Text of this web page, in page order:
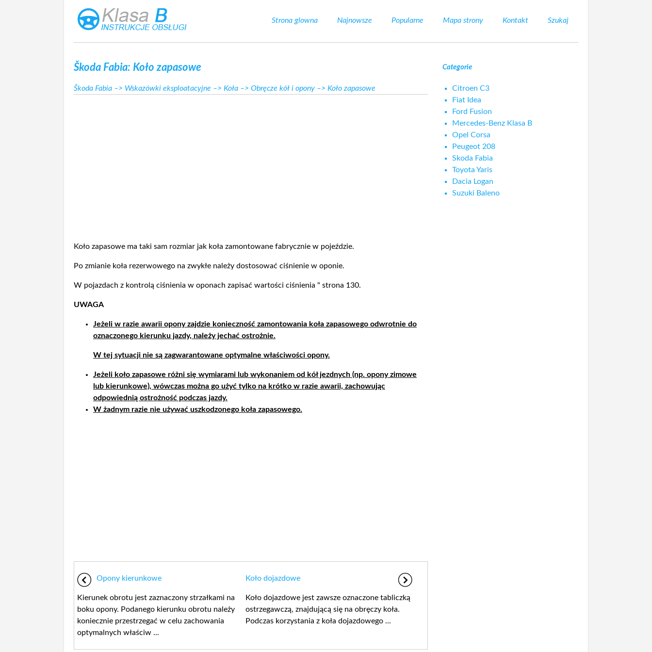
Strona glowna Najnowsze Popularne Mapa strony Kontakt Szukaj
Škoda Fabia: Koło zapasowe
Škoda Fabia –> Wskazówki eksploatacyjne –> Koła –> Obręcze kół i opony –> Koło zapasowe
Koło zapasowe ma taki sam rozmiar jak koła zamontowane fabrycznie w pojeździe.
Po zmianie koła rezerwowego na zwykłe należy dostosować ciśnienie w oponie.
W pojazdach z kontrolą ciśnienia w oponach zapisać wartości ciśnienia " strona 130.
UWAGA
Jeżeli w razie awarii opony zajdzie konieczność zamontowania koła zapasowego odwrotnie do
oznaczonego kierunku jazdy, należy jechać ostrożnie.
W tej sytuacji nie są zagwarantowane optymalne właściwości opony.
Jeżeli koło zapasowe różni się wymiarami lub wykonaniem od kół jezdnych (np. opony zimowe
lub kierunkowe), wówczas można go użyć tylko na krótko w razie awarii, zachowując
odpowiednią ostrożność podczas jazdy.
W żadnym razie nie używać uszkodzonego koła zapasowego.
Opony kierunkowe
Kierunek obrotu jest zaznaczony strzałkami na
boku opony. Podanego kierunku obrotu należy
koniecznie przestrzegać w celu zachowania
optymalnych właściw ...
Koło dojazdowe
Koło dojazdowe jest zawsze oznaczone tabliczką
ostrzegawczą, znajdującą się na obręczy koła.
Podczas korzystania z koła dojazdowego ...
Categorie
Citroen C3
Fiat Idea
Ford Fusion
Mercedes-Benz Klasa B
Opel Corsa
Peugeot 208
Skoda Fabia
Toyota Yaris
Dacia Logan
Suzuki Baleno